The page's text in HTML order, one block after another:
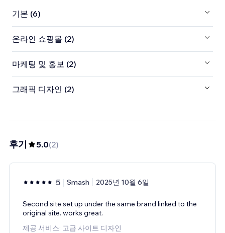
기본 (6)
온라인 쇼핑몰 (2)
마케팅 및 홍보 (2)
그래픽 디자인 (2)
후기 5.0(2)
5 Smash 2025년 10월 6일
Second site set up under the same brand linked to the
original site. works great.
제공 서비스: 고급 사이트 디자인